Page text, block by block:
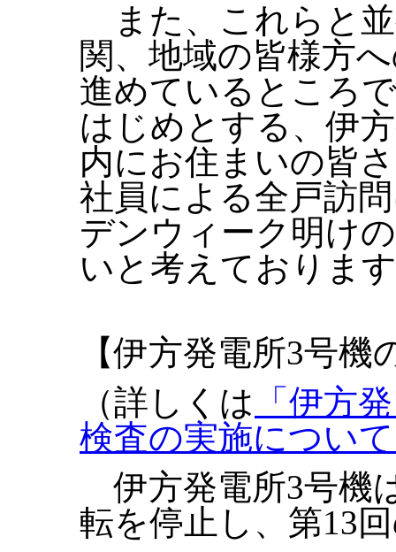
また、これらと
関、地域の皆様方
進めているところ
はじめとする、伊
内にお住まいの皆
社員による全戸訪
デンウィーク明け
いと考えておりま
【伊方発電所3号
（詳しくは 「伊方
検査の実施につい
伊方発電所3号機
転を停止し、第13